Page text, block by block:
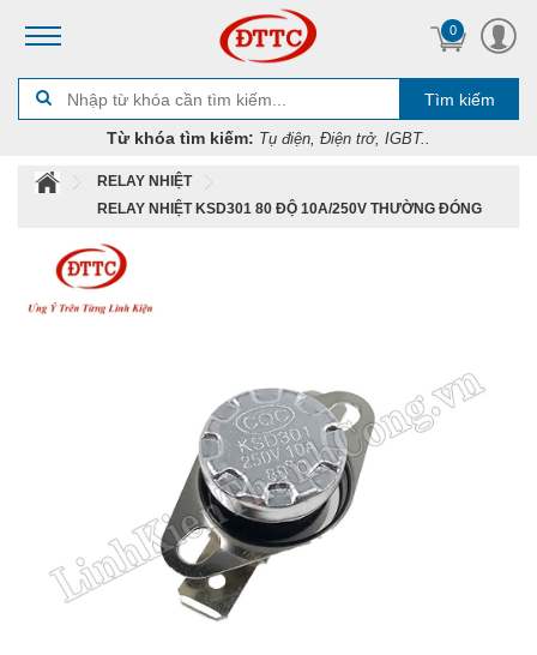
0
Tìm kiếm
Từ khóa tìm kiếm: Tụ điện, Điện trở, IGBT..
RELAY NHIỆT
RELAY NHIỆT KSD301 80 ĐỘ 10A/250V THƯỜNG ĐÓNG